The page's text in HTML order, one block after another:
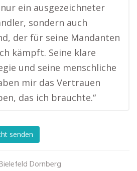
ein ausgezeichneter
sondern auch
der für seine Mandanten
kämpft. Seine klare
und seine menschliche
mir das Vertrauen
das ich brauchte.“
senden
Dornberg